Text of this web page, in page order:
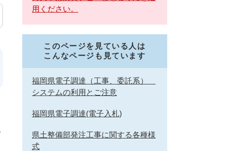
用ください。
このページを見ている人は
こんなページも見ています
福岡県電子調達（工事、委託系）
システムの利用とご注意
福岡県電子調達(電子入札)
県土整備部発注工事に関する各種様
式